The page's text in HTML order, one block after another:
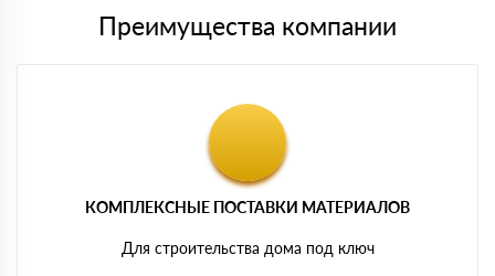
Преимущества компании
КОМПЛЕКСНЫЕ ПОСТАВКИ МАТЕРИАЛОВ
Для строительства дома под ключ